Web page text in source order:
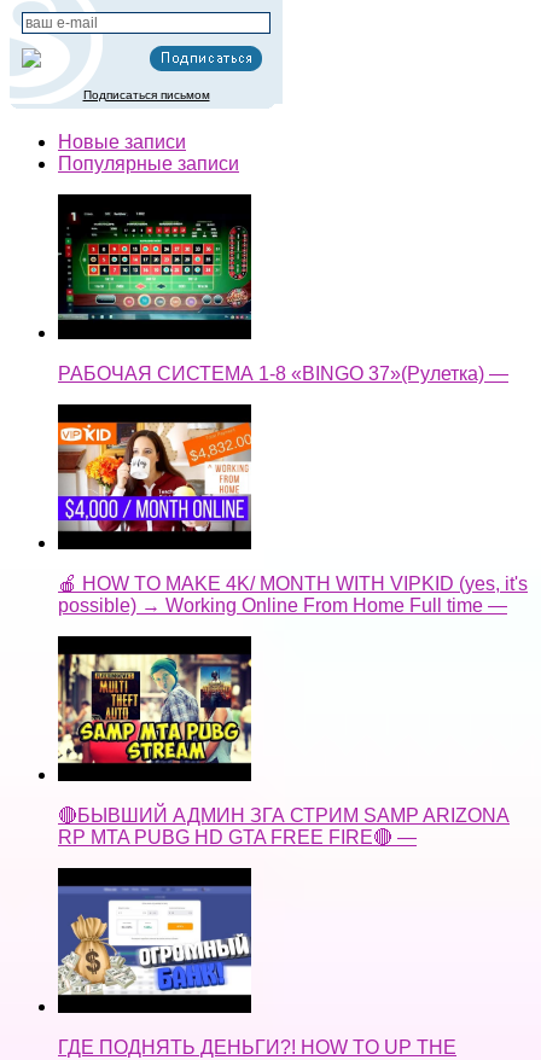
Подписаться письмом
Новые записи
Популярные записи
РАБОЧАЯ СИСТЕМА 1-8 «BINGO 37»(Рулетка) —
🍎 HOW TO MAKE 4K/ MONTH WITH VIPKID (yes, it's
possible) → Working Online From Home Full time —
🔴БЫВШИЙ АДМИН ЗГА СТРИМ SAMP ARIZONA
RP MTA PUBG HD GTA FREE FIRE🔴 —
ГДЕ ПОДНЯТЬ ДЕНЬГИ?! HOW TO UP THE